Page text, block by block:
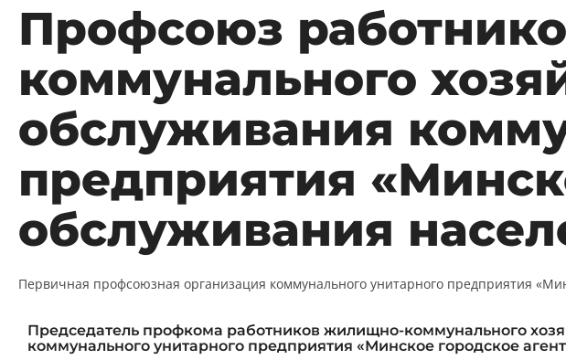
Профсоюз
коммунального
обслуживания
предприятия
обслуживания
Первичная профсоюзная организация коммунального унитарного предприятия
Председатель профкома работников жилищно-коммунального
коммунального унитарного предприятия «Минское городское